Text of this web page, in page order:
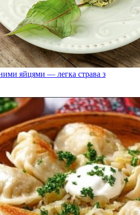
яйцями — легка страва з